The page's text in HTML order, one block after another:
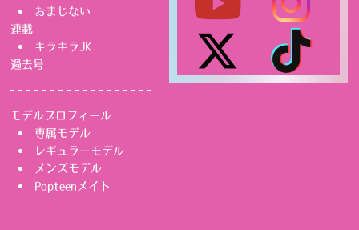
おまじない
連載
キラキラJK
過去号
モデルプロフィール
専属モデル
レギュラーモデル
メンズモデル
Popteenメイト